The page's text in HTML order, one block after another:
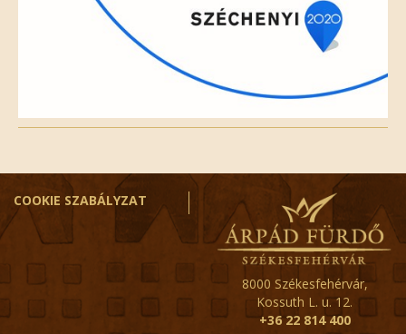
COOKIE SZABÁLYZAT
8000 Székesfehérvár,
Kossuth L. u. 12.
+36 22 814 400